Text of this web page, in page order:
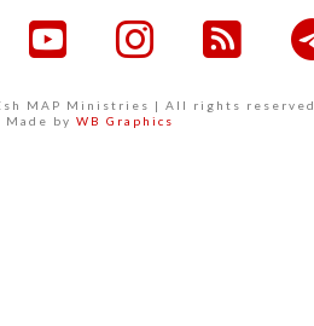
MAP Ministries | All rights reserved
Made by WB Graphics